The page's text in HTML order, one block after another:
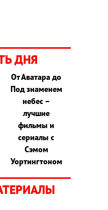
ДНЯ
От Аватара до
Под знаменем
небес –
лучшие
фильмы и
сериалы с
Сэмом
Уортингтоном